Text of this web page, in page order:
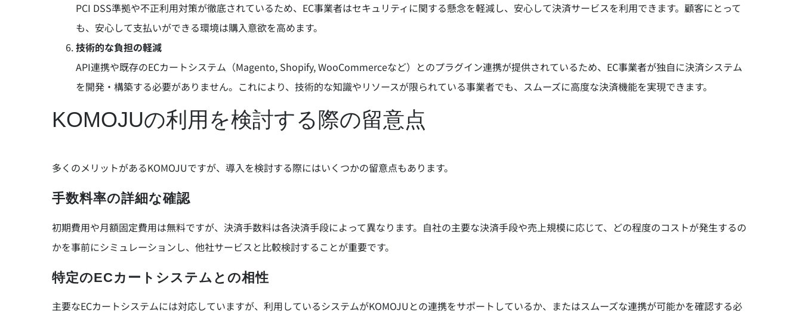
PCI DSS準拠や不正利用対策が徹底されているため、EC事業者はセキュリティに関する懸念を軽減し、安心して決済サービスを利用できます。顧客にとって
も、安心して支払いができる環境は購入意欲を高めます。
技術的な負担の軽減
API連携や既存のECカートシステム（Magento, Shopify, WooCommerceなど）とのプラグイン連携が提供されているため、EC事業者が独自に決済システム
を開発・構築する必要がありません。これにより、技術的な知識やリソースが限られている事業者でも、スムーズに高度な決済機能を実現できます。
KOMOJUの利用を検討する際の留意点
多くのメリットがあるKOMOJUですが、導入を検討する際にはいくつかの留意点もあります。
手数料率の詳細な確認
初期費用や月額固定費用は無料ですが、決済手数料は各決済手段によって異なります。自社の主要な決済手段や売上規模に応じて、どの程度のコストが発生するの
かを事前にシミュレーションし、他社サービスと比較検討することが重要です。
特定のECカートシステムとの相性
主要なECカートシステムには対応していますが、利用しているシステムがKOMOJUとの連携をサポートしているか、またはスムーズな連携が可能かを確認する必